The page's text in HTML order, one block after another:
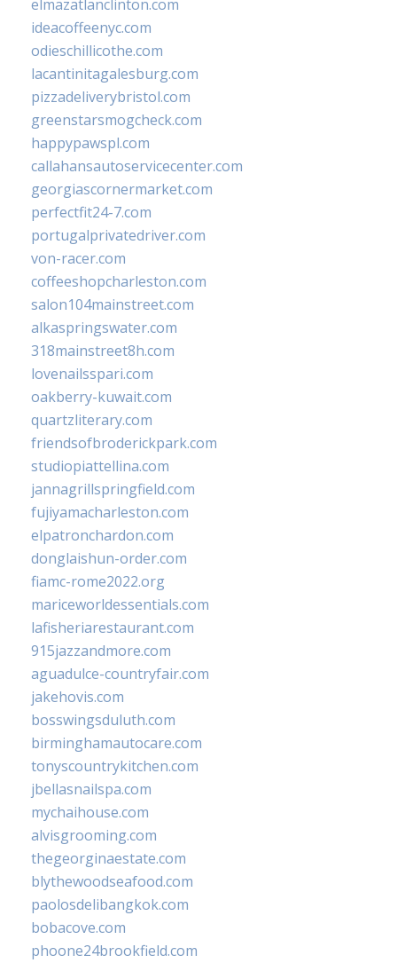
elmazatlanclinton.com
ideacoffeenyc.com
odieschillicothe.com
lacantinitagalesburg.com
pizzadeliverybristol.com
greenstarsmogcheck.com
happypawspl.com
callahansautoservicecenter.com
georgiascornermarket.com
perfectfit24-7.com
portugalprivatedriver.com
von-racer.com
coffeeshopcharleston.com
salon104mainstreet.com
alkaspringswater.com
318mainstreet8h.com
lovenailsspari.com
oakberry-kuwait.com
quartzliterary.com
friendsofbroderickpark.com
studiopiattellina.com
jannagrillspringfield.com
fujiyamacharleston.com
elpatronchardon.com
donglaishun-order.com
fiamc-rome2022.org
mariceworldessentials.com
lafisheriarestaurant.com
915jazzandmore.com
aguadulce-countryfair.com
jakehovis.com
bosswingsduluth.com
birminghamautocare.com
tonyscountrykitchen.com
jbellasnailspa.com
mychaihouse.com
alvisgrooming.com
thegeorginaestate.com
blythewoodseafood.com
paolosdelibangkok.com
bobacove.com
phoone24brookfield.com